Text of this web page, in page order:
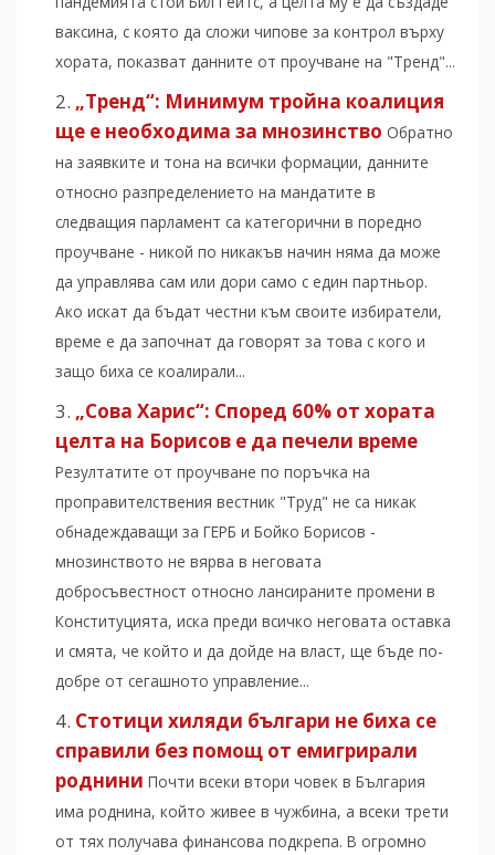
ваксина, с която да сложи чипове за контрол върху
хората, показват данните от проучване на "Тренд"...
„Тренд“: Минимум тройна коалиция
ще е необходима за мнозинство Обратно
на заявките и тона на всички формации, данните
относно разпределението на мандатите в
следващия парламент са категорични в поредно
проучване - никой по никакъв начин няма да може
да управлява сам или дори само с един партньор.
Ако искат да бъдат честни към своите избиратели,
време е да започнат да говорят за това с кого и
защо биха се коалирали...
„Сова Харис“: Според 60% от хората
целта на Борисов е да печели време
Резултатите от проучване по поръчка на
проправителствения вестник "Труд" не са никак
обнадеждаващи за ГЕРБ и Бойко Борисов -
мнозинството не вярва в неговата
добросъвестност относно лансираните промени в
Конституцията, иска преди всичко неговата оставка
и смята, че който и да дойде на власт, ще бъде по-
добре от сегашното управление...
Стотици хиляди българи не биха се
справили без помощ от емигрирали
роднини Почти всеки втори човек в България
има роднина, който живее в чужбина, а всеки трети
от тях получава финансова подкрепа. В огромно